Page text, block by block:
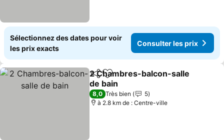
Sélectionnez des dates pour voir
les prix exacts
Consulter les prix
PartagerAjouter à mes favoris
2 Chambres-balcon-salle
de bain
Consulter les prix
8,0 Très bien
5
à 2.8 km de : Centre-ville